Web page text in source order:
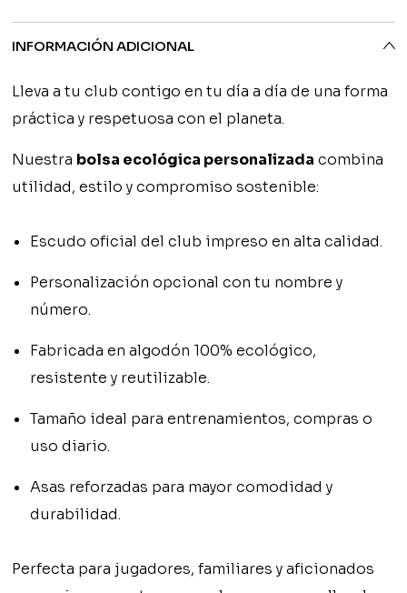
INFORMACIÓN ADICIONAL
Lleva a tu club contigo en tu día a día de una forma
práctica y respetuosa con el planeta.
Nuestra bolsa ecológica personalizada combina
utilidad, estilo y compromiso sostenible:
Escudo oficial del club impreso en alta calidad.
Personalización opcional con tu nombre y
número.
Fabricada enalgodón 100% ecológico,
resistente y reutilizable.
Tamaño ideal para entrenamientos, compras o
uso diario.
Asas reforzadas para mayor comodidad y
durabilidad.
Perfecta para jugadores, familiares y aficionados